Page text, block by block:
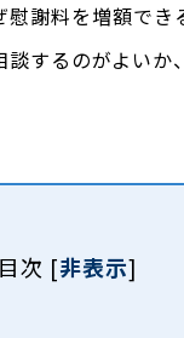
謝料を増額で
するのがよいか
目次 [非表示]